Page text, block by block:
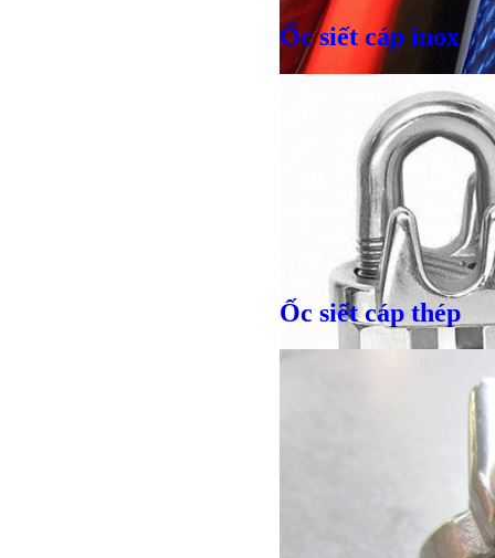
Bulong
Giá bánVND
Ốc siết cáp inox
Ốc siết cáp thép